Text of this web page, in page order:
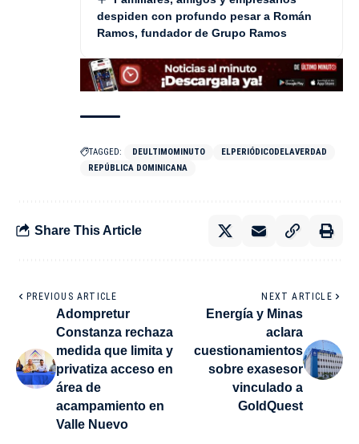
despiden con profundo pesar a Román
Ramos, fundador de Grupo Ramos
TAGGED: DEULTIMOMINUTO
ELPERIÓDICODELAVERDAD
REPÚBLICA DOMINICANA
Share This Article
PREVIOUS ARTICLE
Adompretur
Constanza rechaza
medida que limita y
privatiza acceso en
área de
acampamiento en
Valle Nuevo
NEXT ARTICLE
Energía y Minas
aclara
cuestionamientos
sobre exasesor
vinculado a
GoldQuest